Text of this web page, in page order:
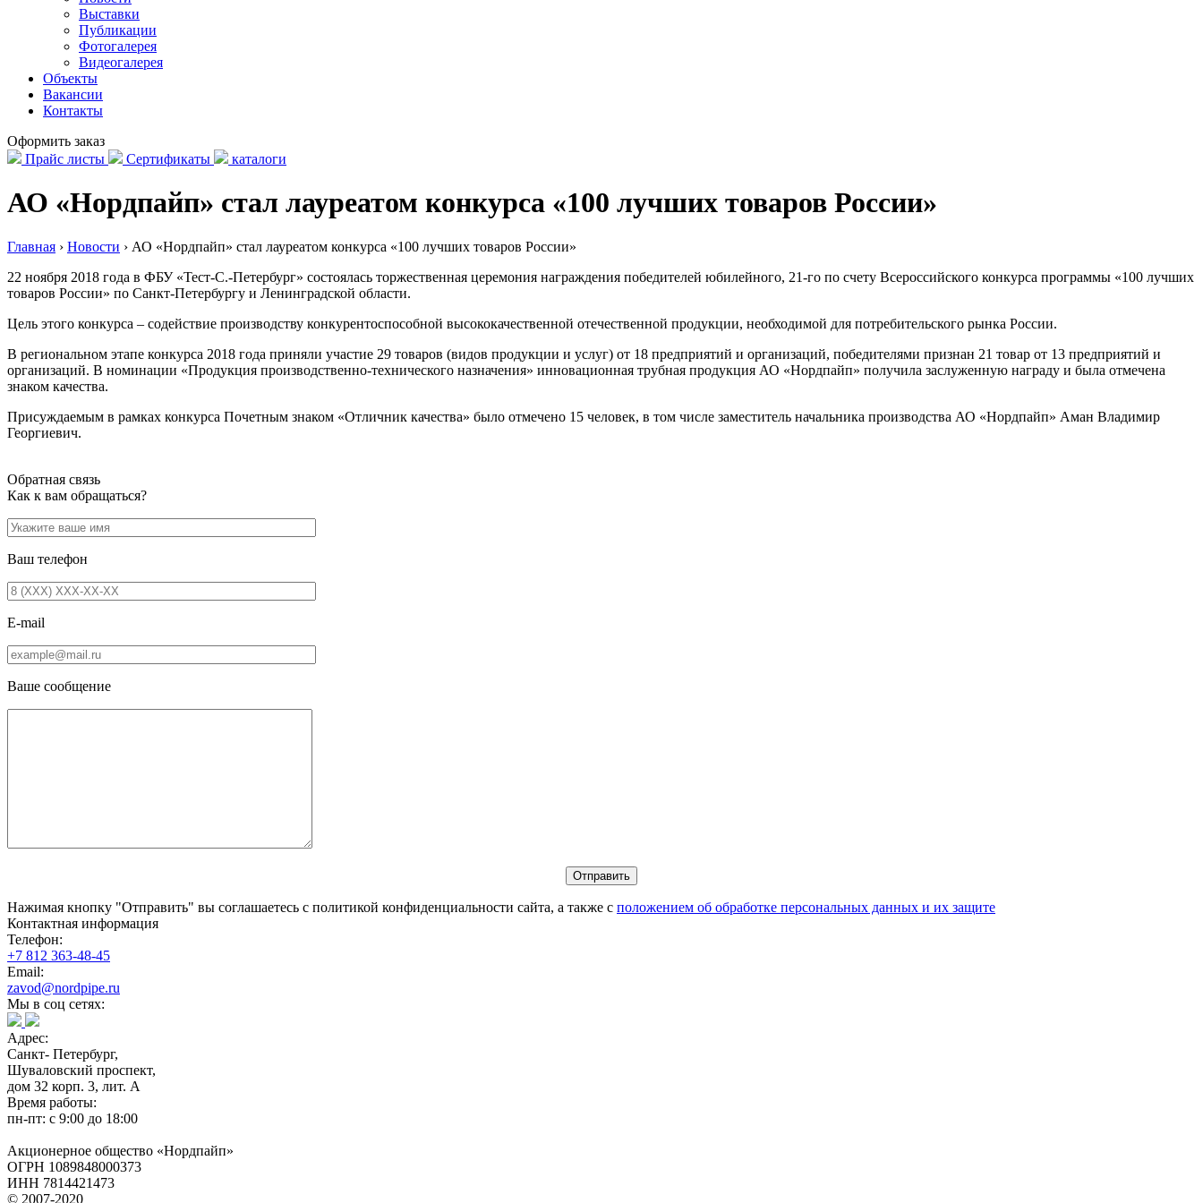
Выставки
Публикации
Фотогалерея
Видеогалерея
Объекты
Вакансии
Контакты
Оформить заказ
Прайс листы
Сертификаты каталоги
АО «Нордпайп» стал лауреатом конкурса «100 лучших товаров России»
Главная › Новости › АО «Нордпайп» стал лауреатом конкурса «100 лучших товаров России»
22 ноября 2018 года в ФБУ «Тест-С.-Петербург» состоялась торжественная церемония награждения победителей юбилейного, 21-го по счету Всероссийского конкурса программы «100 лучших
товаров России» по Санкт-Петербургу и Ленинградской области.
Цель этого конкурса – содействие производству конкурентоспособной высококачественной отечественной продукции, необходимой для потребительского рынка России.
В региональном этапе конкурса 2018 года приняли участие 29 товаров (видов продукции и услуг) от 18 предприятий и организаций, победителями признан 21 товар от 13 предприятий и
организаций. В номинации «Продукция производственно-технического назначения» инновационная трубная продукция АО «Нордпайп» получила заслуженную награду и была отмечена
знаком качества.
Присуждаемым в рамках конкурса Почетным знаком «Отличник качества» было отмечено 15 человек, в том числе заместитель начальника производства АО «Нордпайп» Аман Владимир
Георгиевич.
Обратная связь
Как к вам обращаться?
Ваш телефон
E-mail
Ваше сообщение
Нажимая кнопку "Отправить" вы соглашаетесь с политикой конфиденциальности сайта, а также с положением об обработке персональных данных и их защите
Контактная информация
Телефон:
+7 812 363-48-45
Email:
zavod@nordpipe.ru
Мы в соц сетях:
Адрес:
Санкт- Петербург,
Шуваловский проспект,
дом 32 корп. 3, лит. А
Время работы:
пн-пт: с 9:00 до 18:00
Акционерное общество «Нордпайп»
ОГРН 1089848000373
ИНН 7814421473
© 2007-2020